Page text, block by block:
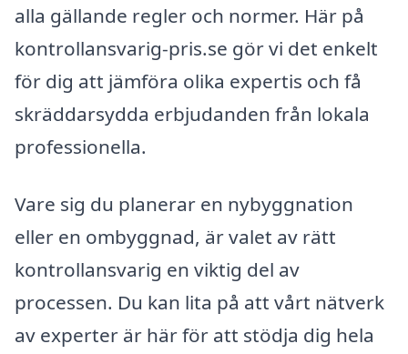
alla gällande regler och normer. Här på
kontrollansvarig-pris.se gör vi det enkelt
för dig att jämföra olika expertis och få
skräddarsydda erbjudanden från lokala
professionella.
Vare sig du planerar en nybyggnation
eller en ombyggnad, är valet av rätt
kontrollansvarig en viktig del av
processen. Du kan lita på att vårt nätverk
av experter är här för att stödja dig hela